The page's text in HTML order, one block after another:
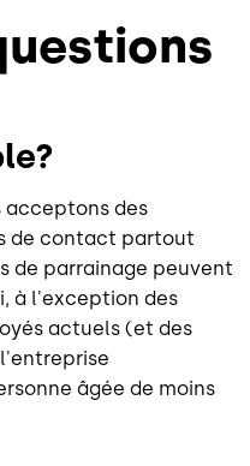
acceptons des
de contact partout
de parrainage peuvent
à l'exception des
actuels (et des
âgée de moins